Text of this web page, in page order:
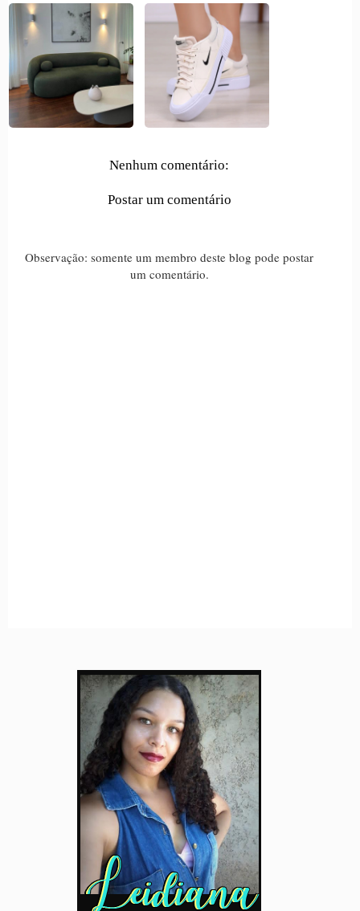
Nenhum comentário:
Postar um comentário
Observação: somente um membro deste blog pode postar
um comentário.